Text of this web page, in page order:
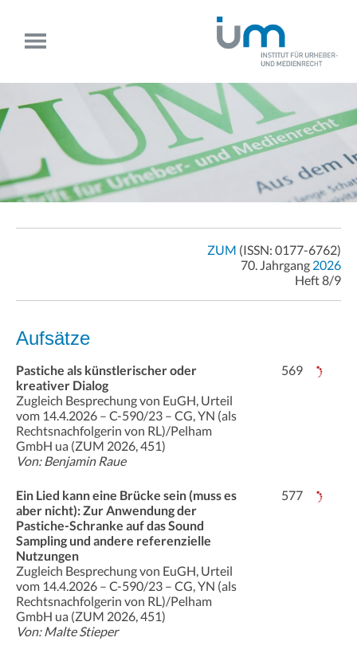
ZUM (ISSN: 0177-6762)
70. Jahrgang 2026
Heft 8/9
Aufsätze
Pastiche als künstlerischer oder
kreativer Dialog
Zugleich Besprechung von EuGH, Urteil
vom 14.4.2026 – C-590/23 – CG, YN (als
Rechtsnachfolgerin von RL)/Pelham
GmbH ua (ZUM 2026, 451)
Von: Benjamin Raue
569
Ein Lied kann eine Brücke sein (muss es
aber nicht): Zur Anwendung der
Pastiche-Schranke auf das Sound
Sampling und andere referenzielle
Nutzungen
Zugleich Besprechung von EuGH, Urteil
vom 14.4.2026 – C-590/23 – CG, YN (als
Rechtsnachfolgerin von RL)/Pelham
GmbH ua (ZUM 2026, 451)
Von: Malte Stieper
577